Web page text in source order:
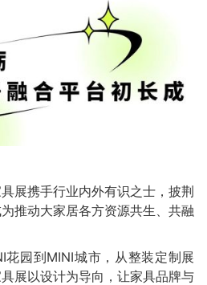
展携手行业内外有识之士，披荆
推动大家居各方资源共生、共融
园到MINI城市，从整装定制展
展以设计为导向，让家具品牌与